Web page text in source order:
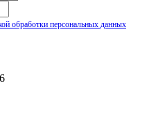
обработки персональных данных